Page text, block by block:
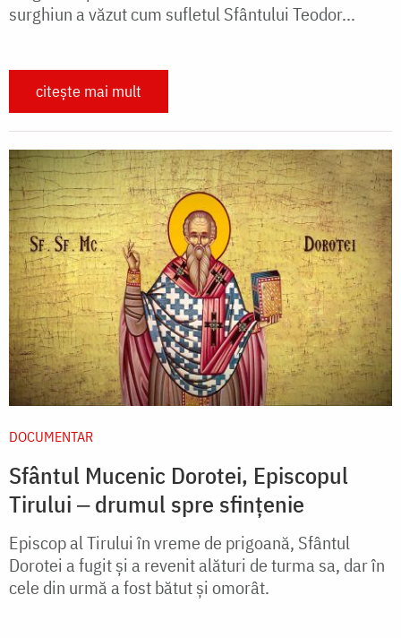
surghiun a văzut cum sufletul Sfântului Teodor...
citește mai mult
DOCUMENTAR
Sfântul Mucenic Dorotei, Episcopul
Tirului ‒ drumul spre sfințenie
Episcop al Tirului în vreme de prigoană, Sfântul
Dorotei a fugit și a revenit alături de turma sa, dar în
cele din urmă a fost bătut și omorât.